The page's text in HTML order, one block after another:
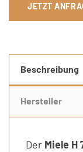
JETZT
Beschreibung
Hersteller
Der Miele H